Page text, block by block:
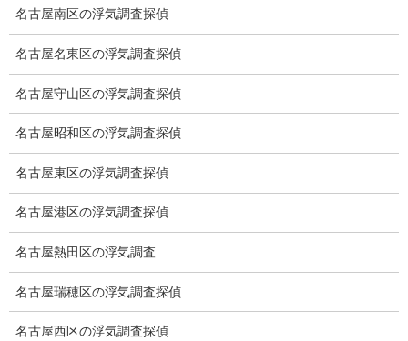
調査費用と調査日数の目安
浮気調査料金の比較例
GPS検索調査
GPS調査
車両調査
浮気調査地域
浮気調査関連調査
ドメスティックバイオレンスDV調査
名古屋南区の浮気調査探偵
名古屋名東区の浮気調査探偵
名古屋守山区の浮気調査探偵
名古屋昭和区の浮気調査探偵
名古屋東区の浮気調査探偵
名古屋港区の浮気調査探偵
名古屋熱田区の浮気調査
名古屋瑞穂区の浮気調査探偵
名古屋西区の浮気調査探偵